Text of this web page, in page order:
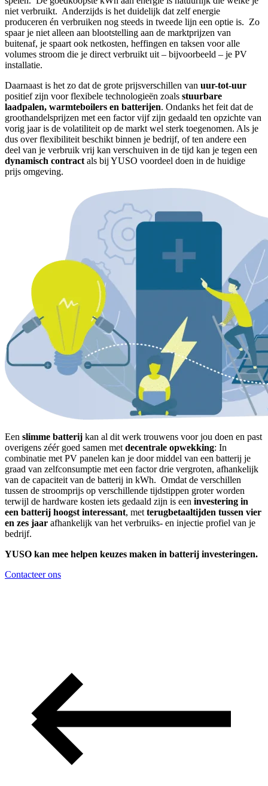
niet verbruikt. Anderzijds is het duidelijk dat zelf energie
produceren én verbruiken nog steeds in tweede lijn een optie is. Zo
spaar je niet alleen aan blootstelling aan de marktprijzen van
buitenaf, je spaart ook netkosten, heffingen en taksen voor alle
volumes stroom die je direct verbruikt uit – bijvoorbeeld – je PV
installatie.
Daarnaast is het zo dat de grote prijsverschillen van uur-tot-uur
positief zijn voor flexibele technologieën zoals stuurbare
laadpalen, warmteboilers en batterijen. Ondanks het feit dat de
groothandelsprijzen met een factor vijf zijn gedaald ten opzichte van
vorig jaar is de volatiliteit op de markt wel sterk toegenomen. Als je
dus over flexibiliteit beschikt binnen je bedrijf, of ten andere een
deel van je verbruik vrij kan verschuiven in de tijd kan je tegen een
dynamisch contract als bij YUSO voordeel doen in de huidige
prijs omgeving.
Een slimme batterij kan al dit werk trouwens voor jou doen en past
overigens zéér goed samen met decentrale opwekking: In
combinatie met PV panelen kan je door middel van een batterij je
graad van zelfconsumptie met een factor drie vergroten, afhankelijk
van de capaciteit van de batterij in kWh. Omdat de verschillen
tussen de stroomprijs op verschillende tijdstippen groter worden
terwijl de hardware kosten iets gedaald zijn is een investering in
een batterij hoogst interessant, met terugbetaaltijden tussen vier
en zes jaar afhankelijk van het verbruiks- en injectie profiel van je
bedrijf.
YUSO kan mee helpen keuzes maken in batterij investeringen.
Contacteer ons